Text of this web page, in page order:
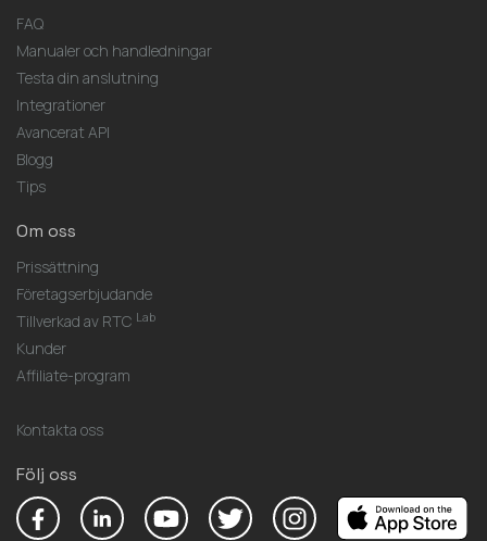
FAQ
Manualer och handledningar
Testa din anslutning
Integrationer
Avancerat API
Blogg
Tips
Om oss
Prissättning
Företagserbjudande
Tillverkad av RTC Lab
Kunder
Affiliate-program
Kontakta oss
Följ oss